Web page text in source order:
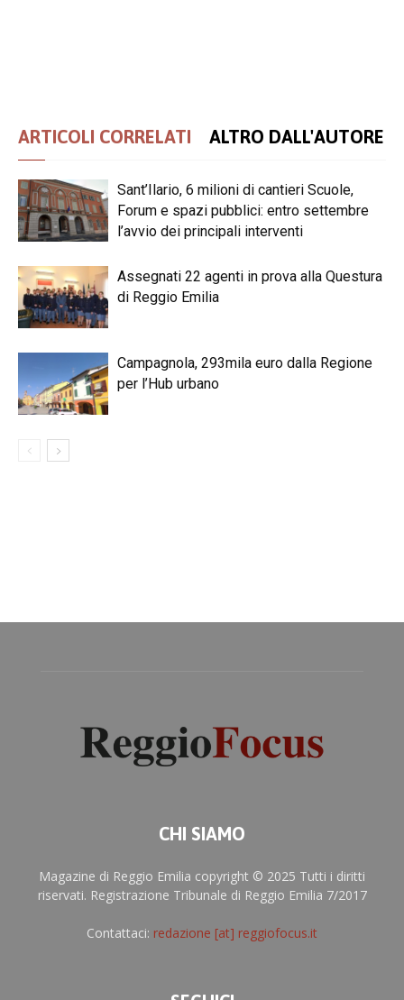
ARTICOLI CORRELATI ALTRO DALL'AUTORE
Sant’Ilario, 6 milioni di cantieri Scuole,
Forum e spazi pubblici: entro settembre
l’avvio dei principali interventi
Assegnati 22 agenti in prova alla Questura
di Reggio Emilia
Campagnola, 293mila euro dalla Regione
per l’Hub urbano
CHI SIAMO
Magazine di Reggio Emilia copyright © 2025 Tutti i diritti
riservati. Registrazione Tribunale di Reggio Emilia 7/2017
Contattaci: redazione [at] reggiofocus.it